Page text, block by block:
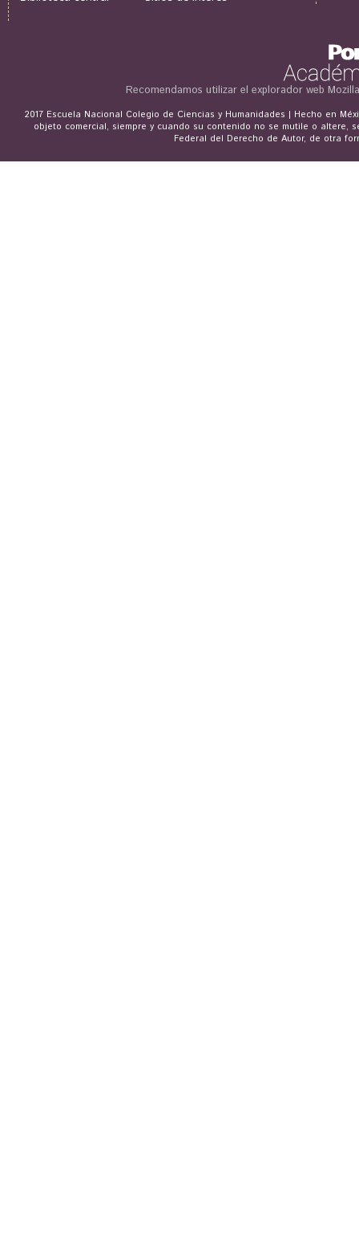
Recomendamos utilizar el explorador web
2017 Escuela Nacional Colegio de Ciencias y Humanidades | Hecho en
objeto comercial, siempre y cuando su contenido no se mutile o altere,
Federal del Derecho de Autor, de otra